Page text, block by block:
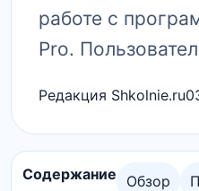
работе с
Pro.
Редакция Shkolnie.ru
Содержание Обзор